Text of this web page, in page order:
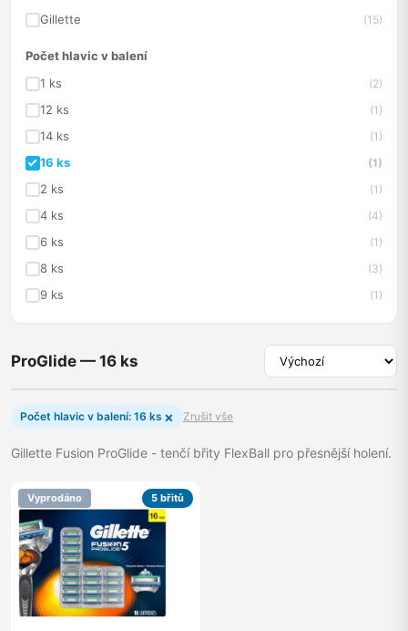
Gillette
(15)
Počet hlavic v balení
1 ks
(2)
12 ks (1)
14 ks (1)
16 ks (1)
2 ks (1)
4 ks (4)
6 ks (1)
8 ks (3)
9 ks (1)
ProGlide — 16 ks
Počet hlavic v balení: 16 ks × Zrušit vše
Gillette Fusion ProGlide - tenčí břity FlexBall pro přesnější holení.
Vyprodáno 5 břitů